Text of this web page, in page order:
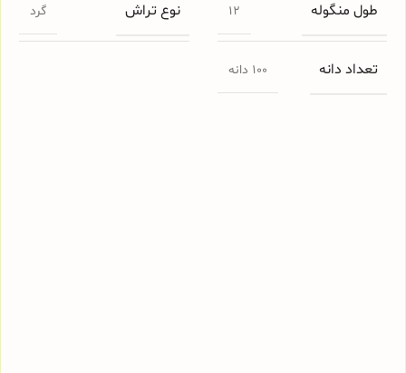
طول منگوله 12 نوع تراش گرد
تعداد دانه 100 دانه